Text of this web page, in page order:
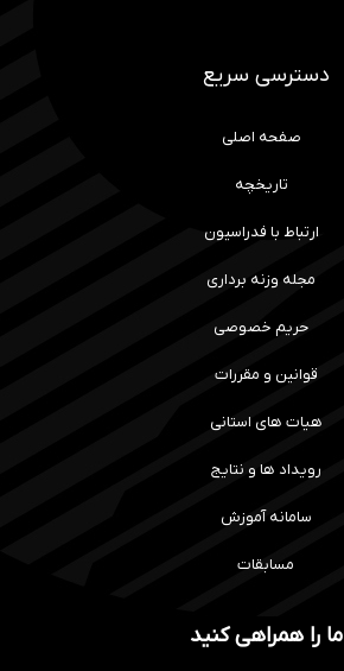
دسترسی سریع
صفحه اصلی
تاریخچه
ارتباط با فدراسیون
مجله وزنه برداری
حریم خصوصی
قوانین و مقررات
هیات های استانی
رویداد ها و نتایج
سامانه آموزش
مسابقات
ما را همراهی کنید